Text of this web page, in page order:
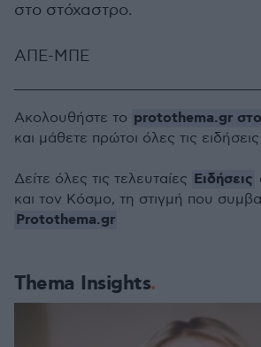
στο στόχαστρο.
ΑΠΕ-ΜΠΕ
Thema Insights
Ακολουθήστε το protothema.gr
και μάθετε πρώτοι όλες τις ειδήσεις
Δείτε όλες τις τελευταίες Ειδήσεις
και τον Κόσμο, τη στιγμή που
Protothema.gr